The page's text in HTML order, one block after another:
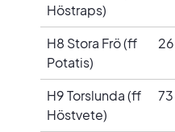
Höstraps)
H8 Stora Frö (ff
Potatis)
26
H9 Torslunda (ff
Höstvete)
73